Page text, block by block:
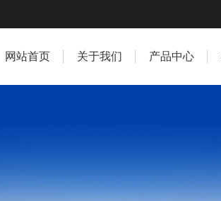
网站首页 关于我们 产品中心